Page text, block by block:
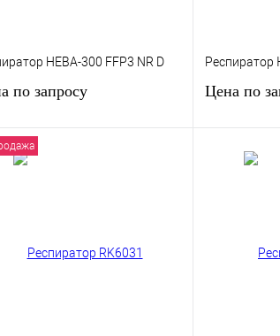
НЕВА-300 FFP3 NR D
по запросу
Запросить цену
Цена по